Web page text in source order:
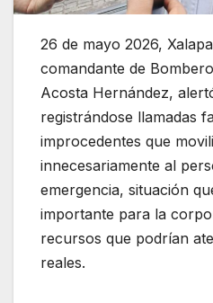
26 de mayo 2026,
comandante de
Acosta Hernández,
registrándose llamadas
improcedentes que
innecesariamente al
emergencia, situación
importante para la
recursos que podrían
reales.